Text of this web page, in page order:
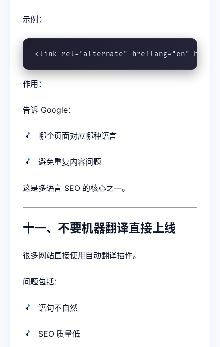
示例：
<link rel="alternate" hreflang="en"
作用：
告诉 Google：
哪个页面对应哪种语言
避免重复内容问题
这是多语言 SEO 的核心之一。
十一、不要机器翻译直接上线
很多网站直接使用自动翻译插件。
问题包括：
语句不自然
SEO 质量低